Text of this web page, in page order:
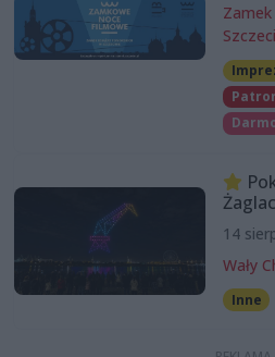
14
Wały
Inne